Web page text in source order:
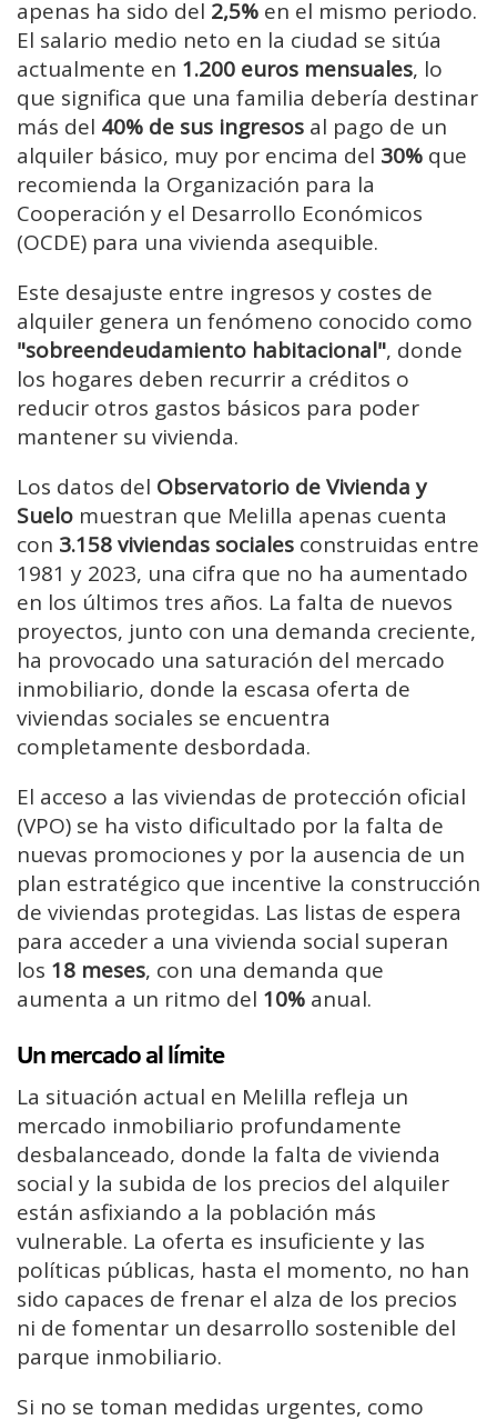
apenas ha sido del 2,5% en el mismo periodo.
El salario medio neto en la ciudad se sitúa
actualmente en 1.200 euros mensuales, lo
que significa que una familia debería destinar
más del 40% de sus ingresos al pago de un
alquiler básico, muy por encima del 30% que
recomienda la Organización para la
Cooperación y el Desarrollo Económicos
(OCDE) para una vivienda asequible.
Este desajuste entre ingresos y costes de
alquiler genera un fenómeno conocido como
"sobreendeudamiento habitacional", donde
los hogares deben recurrir a créditos o
reducir otros gastos básicos para poder
mantener su vivienda.
Los datos del Observatorio de Vivienda y
Suelo muestran que Melilla apenas cuenta
con 3.158 viviendas sociales construidas entre
1981 y 2023, una cifra que no ha aumentado
en los últimos tres años. La falta de nuevos
proyectos, junto con una demanda creciente,
ha provocado una saturación del mercado
inmobiliario, donde la escasa oferta de
viviendas sociales se encuentra
completamente desbordada.
El acceso a las viviendas de protección oficial
(VPO) se ha visto dificultado por la falta de
nuevas promociones y por la ausencia de un
plan estratégico que incentive la construcción
de viviendas protegidas. Las listas de espera
para acceder a una vivienda social superan
los 18 meses, con una demanda que
aumenta a un ritmo del 10% anual.
Un mercado al límite
La situación actual en Melilla refleja un
mercado inmobiliario profundamente
desbalanceado, donde la falta de vivienda
social y la subida de los precios del alquiler
están asfixiando a la población más
vulnerable. La oferta es insuficiente y las
políticas públicas, hasta el momento, no han
sido capaces de frenar el alza de los precios
ni de fomentar un desarrollo sostenible del
parque inmobiliario.
Si no se toman medidas urgentes, como